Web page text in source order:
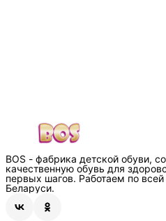
BOS - фабрика детской обуви,
качественную обувь для
первых шагов. Работаем по
Беларуси.